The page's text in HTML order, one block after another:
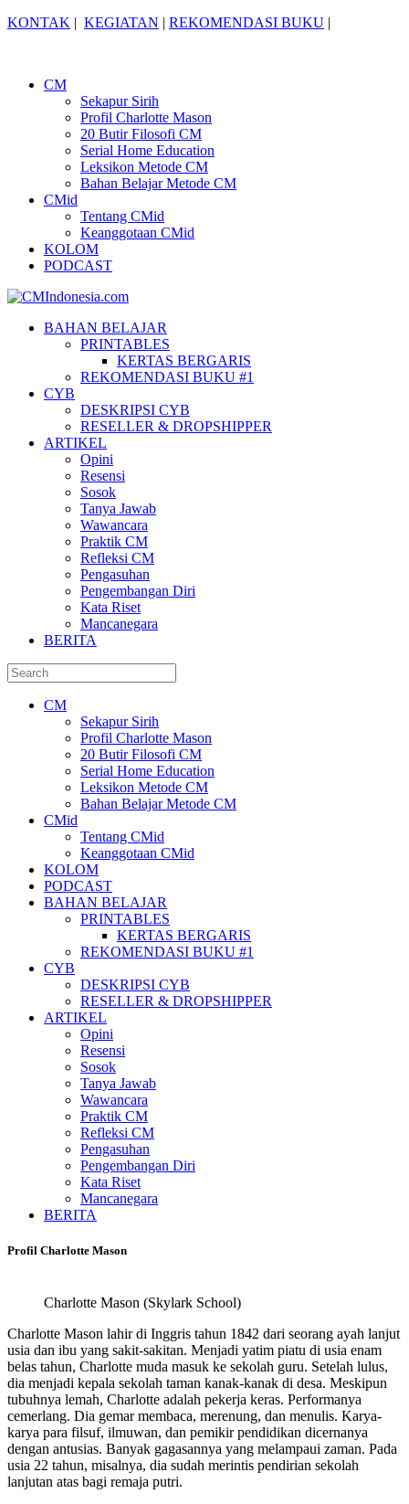
KONTAK | KEGIATAN | REKOMENDASI BUKU |
CM
Sekapur Sirih
Profil Charlotte Mason
20 Butir Filosofi CM
Serial Home Education
Leksikon Metode CM
Bahan Belajar Metode CM
CMid
Tentang CMid
Keanggotaan CMid
KOLOM
PODCAST
BAHAN BELAJAR
PRINTABLES
KERTAS BERGARIS
REKOMENDASI BUKU #1
CYB
DESKRIPSI CYB
RESELLER & DROPSHIPPER
ARTIKEL
Opini
Resensi
Sosok
Tanya Jawab
Wawancara
Praktik CM
Refleksi CM
Pengasuhan
Pengembangan Diri
Kata Riset
Mancanegara
BERITA
CM
Sekapur Sirih
Profil Charlotte Mason
20 Butir Filosofi CM
Serial Home Education
Leksikon Metode CM
Bahan Belajar Metode CM
CMid
Tentang CMid
Keanggotaan CMid
KOLOM
PODCAST
BAHAN BELAJAR
PRINTABLES
KERTAS BERGARIS
REKOMENDASI BUKU #1
CYB
DESKRIPSI CYB
RESELLER & DROPSHIPPER
ARTIKEL
Opini
Resensi
Sosok
Tanya Jawab
Wawancara
Praktik CM
Refleksi CM
Pengasuhan
Pengembangan Diri
Kata Riset
Mancanegara
BERITA
Profil Charlotte Mason
Charlotte Mason (Skylark School)
Charlotte Mason lahir di Inggris tahun 1842 dari seorang ayah lanjut
usia dan ibu yang sakit-sakitan. Menjadi yatim piatu di usia enam
belas tahun, Charlotte muda masuk ke sekolah guru. Setelah lulus,
dia menjadi kepala sekolah taman kanak-kanak di desa. Meskipun
tubuhnya lemah, Charlotte adalah pekerja keras. Performanya
cemerlang. Dia gemar membaca, merenung, dan menulis. Karya-
karya para filsuf, ilmuwan, dan pemikir pendidikan dicernanya
dengan antusias. Banyak gagasannya yang melampaui zaman. Pada
usia 22 tahun, misalnya, dia sudah merintis pendirian sekolah
lanjutan atas bagi remaja putri.